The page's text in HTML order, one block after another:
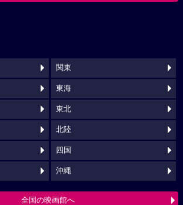
関東
東海
東北
北陸
四国
沖縄
全国の映画館へ